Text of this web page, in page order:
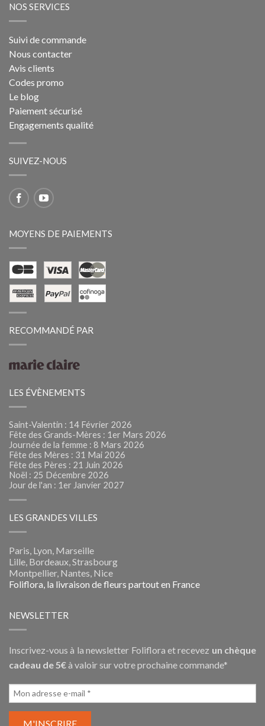
NOS SERVICES
Suivi de commande
Nous contacter
Avis clients
Codes promo
Le blog
Paiement sécurisé
Engagements qualité
SUIVEZ-NOUS
MOYENS DE PAIEMENTS
RECOMMANDÉ PAR
LES ÉVÈNEMENTS
Saint-Valentin : 14 Février 2026
Fête des Grands-Mères : 1er Mars 2026
Journée de la femme : 8 Mars 2026
Fête des Mères : 31 Mai 2026
Fête des Pères : 21 Juin 2026
Noël : 25 Décembre 2026
Jour de l'an : 1er Janvier 2027
LES GRANDES VILLES
Paris, Lyon, Marseille
Lille, Bordeaux, Strasbourg
Montpellier, Nantes, Nice
Foliflora, la livraison de fleurs partout en France
NEWSLETTER
Inscrivez-vous à la newsletter Foliflora et recevez un chèque
cadeau de 5€à valoir sur votre prochaine commande*